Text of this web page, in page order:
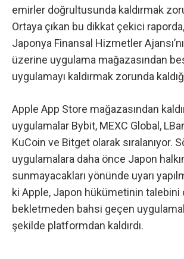
emirler doğrultusunda kaldırmak
Ortaya çıkan bu dikkat çekici
Japonya Finansal Hizmetler
üzerine uygulama mağazasından beş
uygulamayı kaldırmak zorunda
Apple App Store mağazasından
uygulamalar Bybit, MEXC Global,
KuCoin ve Bitget olarak sıralanıyor.
uygulamalara daha önce Japon
sunmayacakları yönünde uyarı
ki Apple, Japon hükümetinin talebini
bekletmeden bahsi geçen
şekilde platformdan kaldırdı.